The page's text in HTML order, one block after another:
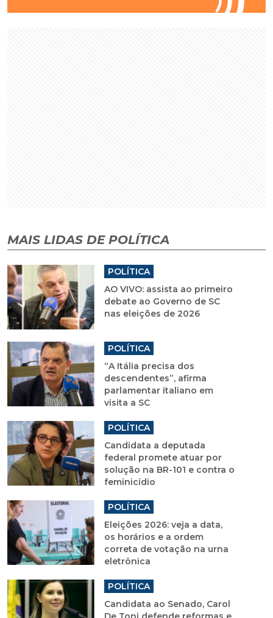
MAIS LIDAS DE POLÍTICA
POLÍTICA
AO VIVO: assista ao primeiro
debate ao Governo de SC
nas eleições de 2026
POLÍTICA
“A Itália precisa dos
descendentes”, afirma
parlamentar italiano em
visita a SC
POLÍTICA
Candidata a deputada
federal promete atuar por
solução na BR-101 e contra o
feminicídio
POLÍTICA
Eleições 2026: veja a data,
os horários e a ordem
correta de votação na urna
eletrônica
POLÍTICA
Candidata ao Senado, Carol